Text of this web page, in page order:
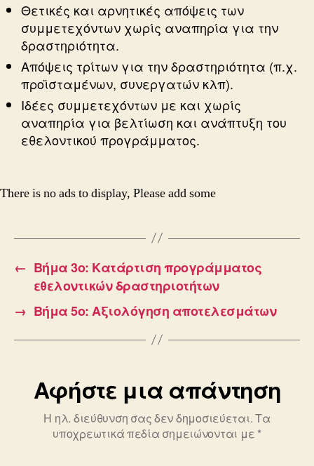
Θετικές και αρνητικές απόψεις των
συμμετεχόντων χωρίς αναπηρία για την
δραστηριότητα.
Απόψεις τρίτων για την δραστηριότητα (π.χ.
προϊσταμένων, συνεργατών κλπ).
Ιδέες συμμετεχόντων με και χωρίς
αναπηρία για βελτίωση και ανάπτυξη του
εθελοντικού προγράμματος.
There is no ads to display, Please add some
← Βήμα 3ο: Κατάρτιση προγράμματος
εθελοντικών δραστηριοτήτων
→ Βήμα 5ο: Αξιολόγηση αποτελεσμάτων
Αφήστε μια απάντηση
Η ηλ. διεύθυνση σας δεν δημοσιεύεται.Τα
υποχρεωτικά πεδία σημειώνονται με *